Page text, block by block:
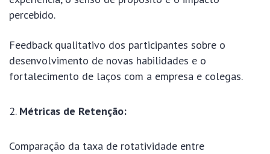
percebido.
Feedback qualitativo dos participantes sobre o
desenvolvimento de novas habilidades e o
fortalecimento de laços com a empresa e colegas.
Métricas de Retenção:
Comparação da taxa de rotatividade entre